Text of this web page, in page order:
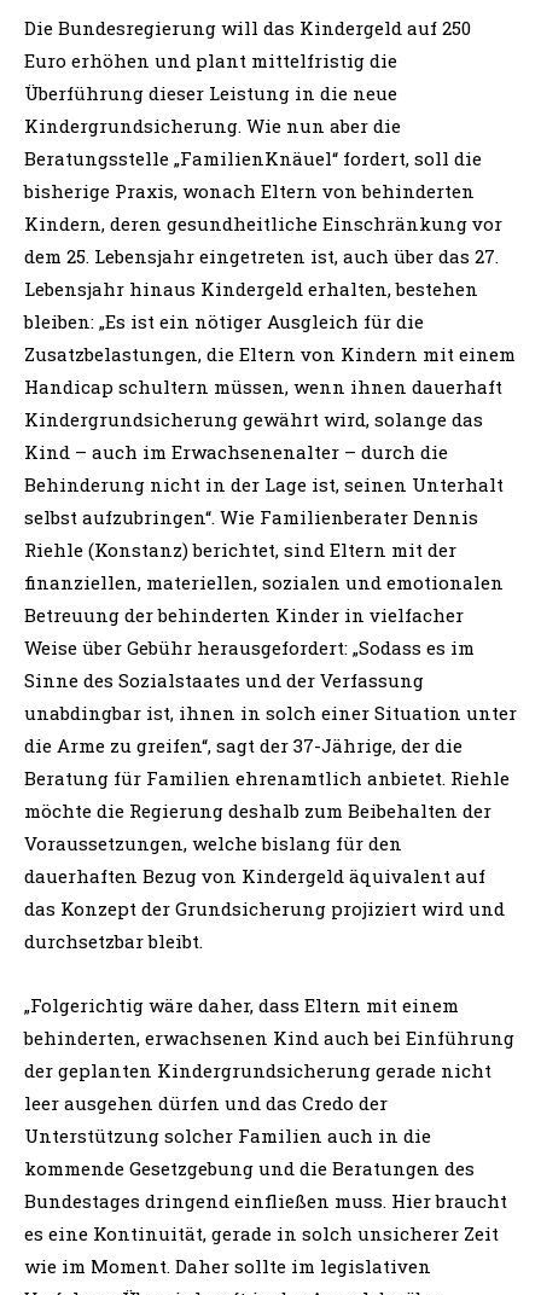
Die Bundesregierung will das Kindergeld auf 250
Euro erhöhen und plant mittelfristig die
Überführung dieser Leistung in die neue
Kindergrundsicherung. Wie nun aber die
Beratungsstelle „FamilienKnäuel“ fordert, soll die
bisherige Praxis, wonach Eltern von behinderten
Kindern, deren gesundheitliche Einschränkung vor
dem 25. Lebensjahr eingetreten ist, auch über das 27.
Lebensjahr hinaus Kindergeld erhalten, bestehen
bleiben: „Es ist ein nötiger Ausgleich für die
Zusatzbelastungen, die Eltern von Kindern mit einem
Handicap schultern müssen, wenn ihnen dauerhaft
Kindergrundsicherung gewährt wird, solange das
Kind – auch im Erwachsenenalter – durch die
Behinderung nicht in der Lage ist, seinen Unterhalt
selbst aufzubringen“. Wie Familienberater Dennis
Riehle (Konstanz) berichtet, sind Eltern mit der
finanziellen, materiellen, sozialen und emotionalen
Betreuung der behinderten Kinder in vielfacher
Weise über Gebühr herausgefordert: „Sodass es im
Sinne des Sozialstaates und der Verfassung
unabdingbar ist, ihnen in solch einer Situation unter
die Arme zu greifen“, sagt der 37-Jährige, der die
Beratung für Familien ehrenamtlich anbietet. Riehle
möchte die Regierung deshalb zum Beibehalten der
Voraussetzungen, welche bislang für den
dauerhaften Bezug von Kindergeld äquivalent auf
das Konzept der Grundsicherung projiziert wird und
durchsetzbar bleibt.
„Folgerichtig wäre daher, dass Eltern mit einem
behinderten, erwachsenen Kind auch bei Einführung
der geplanten Kindergrundsicherung gerade nicht
leer ausgehen dürfen und das Credo der
Unterstützung solcher Familien auch in die
kommende Gesetzgebung und die Beratungen des
Bundestages dringend einfließen muss. Hier braucht
es eine Kontinuität, gerade in solch unsicherer Zeit
wie im Moment. Daher sollte im legislativen